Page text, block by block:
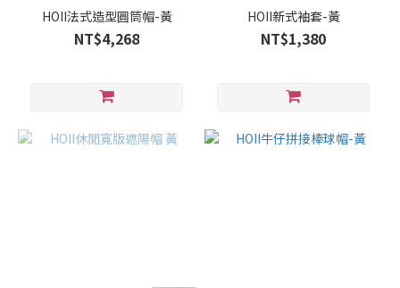
HOII法式造型圓筒帽-黃
NT$4,268
HOII新式袖套-黃
NT$1,380